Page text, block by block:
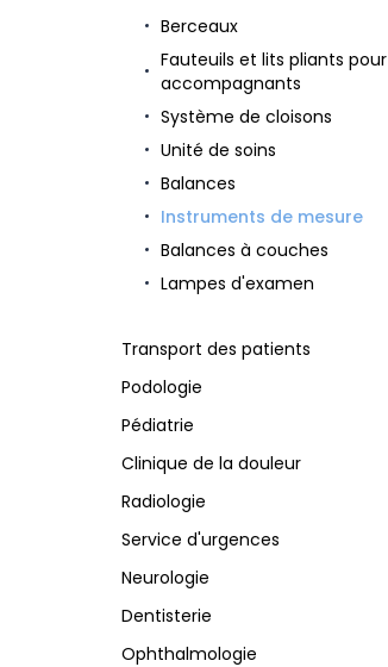
Berceaux
Fauteuils et lits pliants pour
accompagnants
Système de cloisons
Unité de soins
Balances
Instruments de mesure
Balances à couches
Lampes d'examen
Transport des patients
Podologie
Pédiatrie
Clinique de la douleur
Radiologie
Service d'urgences
Neurologie
Dentisterie
Ophthalmologie